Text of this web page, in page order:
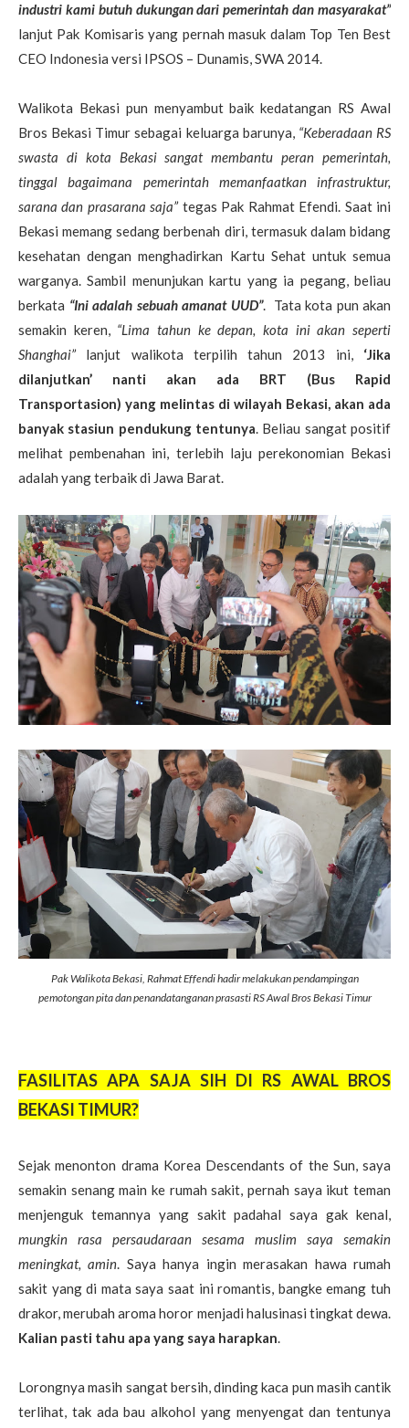
industri kami butuh dukungan dari pemerintah dan masyarakat”
lanjut Pak Komisaris yang pernah masuk dalam Top Ten Best
CEO Indonesia versi IPSOS – Dunamis, SWA 2014.
Walikota Bekasi pun menyambut baik kedatangan RS Awal
Bros Bekasi Timur sebagai keluarga barunya, “Keberadaan RS
swasta di kota Bekasi sangat membantu peran pemerintah,
tinggal bagaimana pemerintah memanfaatkan infrastruktur,
sarana dan prasarana saja”tegas Pak Rahmat Efendi. Saat ini
Bekasi memang sedang berbenah diri, termasuk dalam bidang
kesehatan dengan menghadirkan Kartu Sehat untuk semua
warganya. Sambil menunjukan kartu yang ia pegang, beliau
berkata “Ini adalah sebuah amanat UUD”. Tata kota pun akan
semakin keren, “Lima tahun ke depan, kota ini akan seperti
Shanghai”lanjut walikota terpilih tahun 2013 ini, ‘Jika
dilanjutkan’ nanti akan ada BRT (Bus Rapid
Transportasion) yang melintas di wilayah Bekasi, akan ada
banyak stasiun pendukung tentunya. Beliau sangat positif
melihat pembenahan ini, terlebih laju perekonomian Bekasi
adalah yang terbaik di Jawa Barat.
Pak Walikota Bekasi, Rahmat Effendi hadir melakukan pendampingan
pemotongan pita dan penandatanganan prasasti RS Awal Bros Bekasi Timur
FASILITAS APA SAJA SIH DI RS AWAL BROS
BEKASI TIMUR?
Sejak menonton drama Korea Descendants of the Sun, saya
semakin senang main ke rumah sakit, pernah saya ikut teman
menjenguk temannya yang sakit padahal saya gak kenal,
mungkin rasa persaudaraan sesama muslim saya semakin
meningkat, amin. Saya hanya ingin merasakan hawa rumah
sakit yang di mata saya saat ini romantis, bangke emang tuh
drakor, merubah aroma horor menjadi halusinasi tingkat dewa.
Kalian pasti tahu apa yang saya harapkan.
Lorongnya masih sangat bersih, dinding kaca pun masih cantik
terlihat, tak ada bau alkohol yang menyengat dan tentunya